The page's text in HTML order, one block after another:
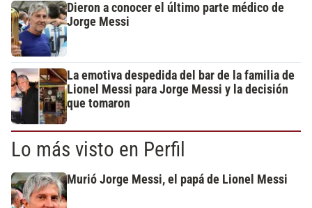
Dieron a conocer el último parte médico de
Jorge Messi
La emotiva despedida del bar de la familia de
Lionel Messi para Jorge Messi y la decisión
que tomaron
Lo más visto en Perfil
Murió Jorge Messi, el papá de Lionel Messi